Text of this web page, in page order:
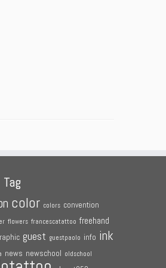
Tag
color colors convention
flowers francescatattoo freehand
guest guestpaolo info ink
news newschool oldschool